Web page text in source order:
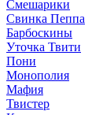
Смешарики
Свинка Пеппа
Барбоскины
Уточка Твити
Пони
Монополия
Мафия
Твистер